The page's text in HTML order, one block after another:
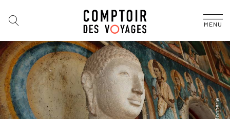
MENU